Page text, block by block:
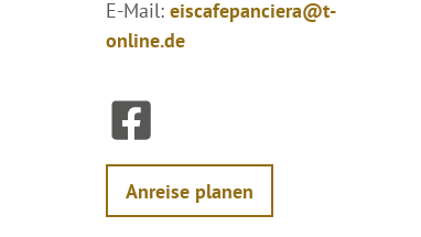
E-Mail: eiscafepanciera@t-
online.de
F
a
c
b
Anreise planen